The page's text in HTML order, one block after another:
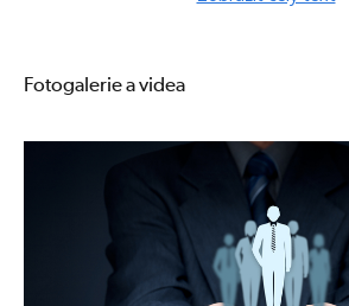
oddělení nebo v jedné oblasti (např.
změn v organizaci, kteří chtějí připravit
Zobrazit termíny
Fotogalerie a videa